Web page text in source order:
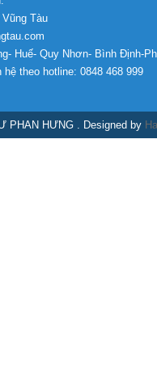
Tàu
Huế- Quy Nhơn- Bình Định-
theo hotline: 0848 468 999
PHAN HƯNG . Designed by